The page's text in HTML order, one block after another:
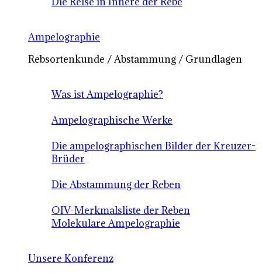
Ampelographie
Rebsortenkunde / Abstammung / Grundlagen
Was ist Ampelographie?
Ampelographische Werke
Die ampelographischen Bilder der Kreuzer-
Brüder
Die Abstammung der Reben
OIV-Merkmalsliste der Reben
Molekulare Ampelographie
Unsere Konferenz